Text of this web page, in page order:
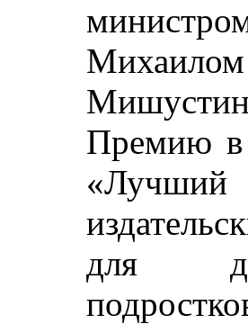
Михаилом
Премию в
«Лучший
для